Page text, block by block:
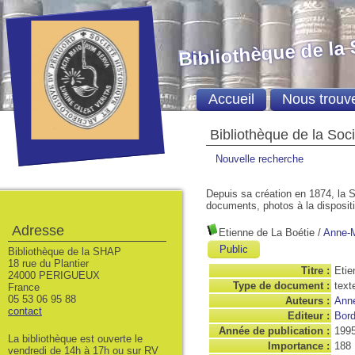
Bibliothèque de la
Nouvelle recherche
Depuis sa création en 1874, la
documents, photos à la
Etienne de La Boétie / Anne-
Public
Titre :
Type de document :
Auteurs :
Editeur :
Année de publication :
Importance : 188
Bibliothèque de la
Accueil Nous
Adresse
Bibliothèque de la SHAP
18 rue du Plantier
24000 PERIGUEUX
France
05 53 06 95 88
contact
La bibliothèque est ouverte le
vendredi de 14h à 17h ou sur RV